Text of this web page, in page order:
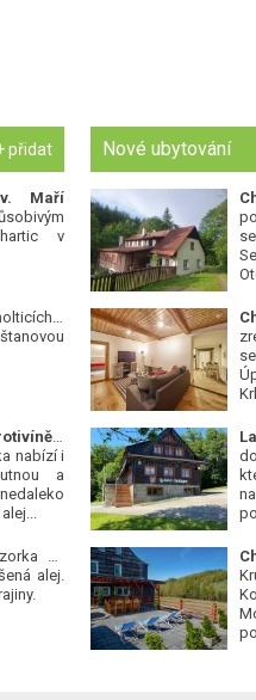
přidat
Maří
v
v
Platanová alej u pivovaru v Protivíně-
nabízí i
a
se
alej.
Nové ubytování